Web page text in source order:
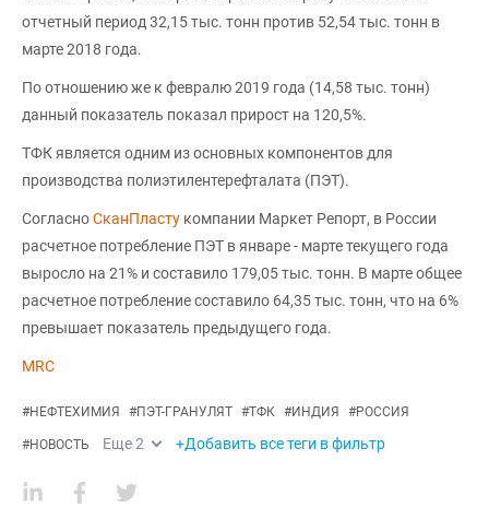
отчетный период 32,15 тыс. тонн против 52,54 тыс. тонн в
марте 2018 года.
По отношению же к февралю 2019 года (14,58 тыс. тонн)
данный показатель показал прирост на 120,5%.
ТФК является одним из основных компонентов для
производства полиэтилентерефталата (ПЭТ).
СогласноСканПласту компании Маркет Репорт, в России
расчетное потребление ПЭТ в январе - марте текущего года
выросло на 21% и составило 179,05 тыс. тонн. В марте общее
расчетное потребление составило 64,35 тыс. тонн, что на 6%
превышает показатель предыдущего года.
MRC
#НЕФТЕХИМИЯ #ПЭТ-ГРАНУЛЯТ #ТФК #ИНДИЯ #РОССИЯ
#НОВОСТЬ Еще2 +Добавить все теги в фильтр